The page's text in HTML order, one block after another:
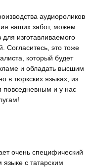
аудиороликов
ваших забот, можем
для изготавливаемого
Согласитесь, это тоже
который будет
и обладать высшим
в тюркских языках, из
повседневным и у нас
очень специфический
языке с татарским